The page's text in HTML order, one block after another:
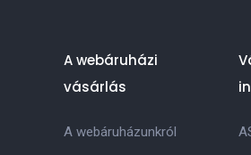
A webáruházi
vásárlás
A webáruházunkról